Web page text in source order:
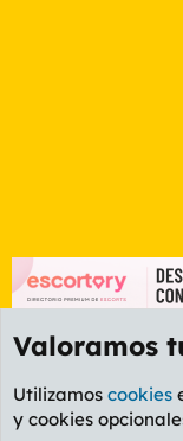
Foro Informática y
Valoramos
Utilizamos cookies
y cookies